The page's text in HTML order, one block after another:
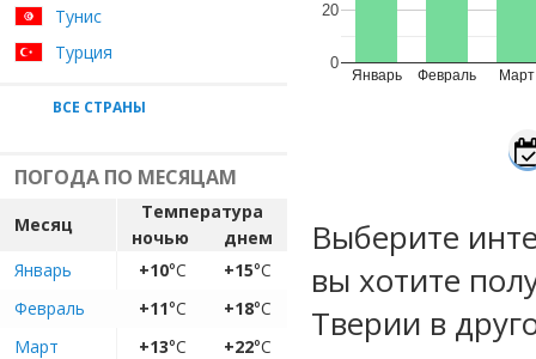
Тунис
Турция
ВСЕ СТРАНЫ
ПОГОДА ПО МЕСЯЦАМ
Месяц
Температура
ночью
днем
Январь
+10°C +15°C
Февраль
+11°C +18°C
Март
+13°C +22°C
Январь Февраль Март
0
20
Выберите
вы хотите
Тверии в